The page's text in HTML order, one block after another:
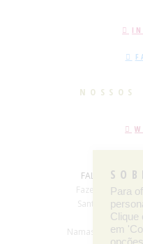
NOSSOS
FALE CONOSCO
Fazenda Mãe
Santana de São
Namastê © 2026.
Para
Clique
em